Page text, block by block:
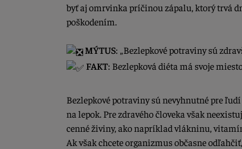
byť aj omrvinka príčinou zápalu, ktorý trvá
poškodením.
MÝTUS: „Bezlepkové potraviny sú
FAKT: Bezlepková diéta má svoje
Bezlepkové potraviny sú nevyhnutné pre
na lepok. Pre zdravého človeka však
cenné živiny, ako napríklad vlákninu,
Ak však chcete organizmus občasne